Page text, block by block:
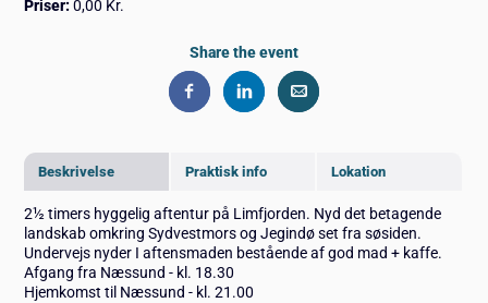
Beskrivelse Praktisk info Lokation
2½ timers hyggelig aftentur på Limfjorden. Nyd det betagende
landskab omkring Sydvestmors og Jegindø set fra søsiden.
Undervejs nyder I aftensmaden bestående af god mad + kaffe.
Afgang fra Næssund - kl. 18.30
Hjemkomst til Næssund - kl. 21.00
Priser: 0,00 Kr.
Share the event